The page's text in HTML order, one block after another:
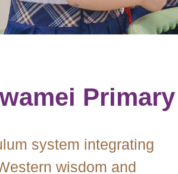
system integrating
wisdom and